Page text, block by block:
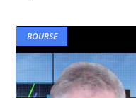
BOURSE